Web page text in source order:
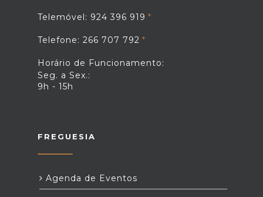
Telemóvel: 924 396 919
Telefone: 266 707 792
Horário de Funcionamento:
Seg. a Sex.:
9h - 15h
FREGUESIA
Agenda de Eventos